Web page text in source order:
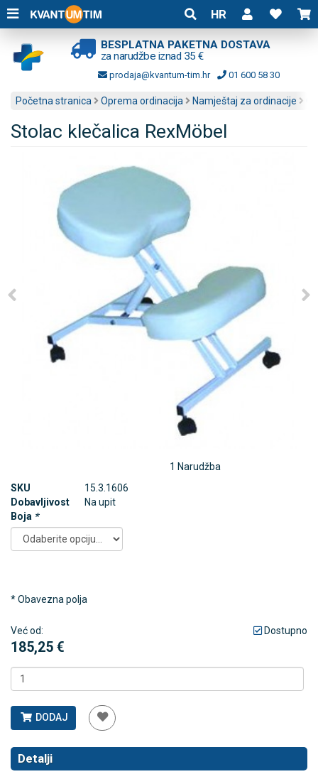
HR
BESPLATNA PAKETNA DOSTAVA
za narudžbe iznad 35 €
prodaja@kvantum-tim.hr 01 600 58 30
Početna stranica Oprema ordinacija Namještaj za ordinacije
Stolac klečalica RexMöbel
1 Narudžba
SKU
15.3.1606
Dobavljivost
Na upit
Boja *
* Obavezna polja
Već od:
185,25 €
Dostupno
DODAJ
Detalji